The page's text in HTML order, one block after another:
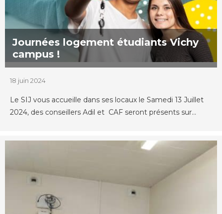
Journées logement étudiants Vichy
campus !
18 juin 2024
Le SIJ vous accueille dans ses locaux le Samedi 13 Juillet
2024, des conseillers Adil et CAF seront présents sur...